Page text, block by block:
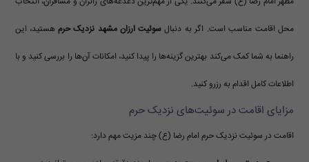
محل اقامت مناسب است. اگر به دنبال سوئیت ارزان مشهد نزدیک حرم هستید، این
راهنما به شما کمک می‌کند بهترین گزینه‌ها را پیدا کنید، امکانات آن‌ها را بررسی کنید و با
اطلاعات کامل اقدام به رزرو کنید.
مزایای اقامت در سوئیت‌های نزدیک حرم
اقامت در سوئیت نزدیک حرم امام رضا (ع) چند مزیت مهم دارد: